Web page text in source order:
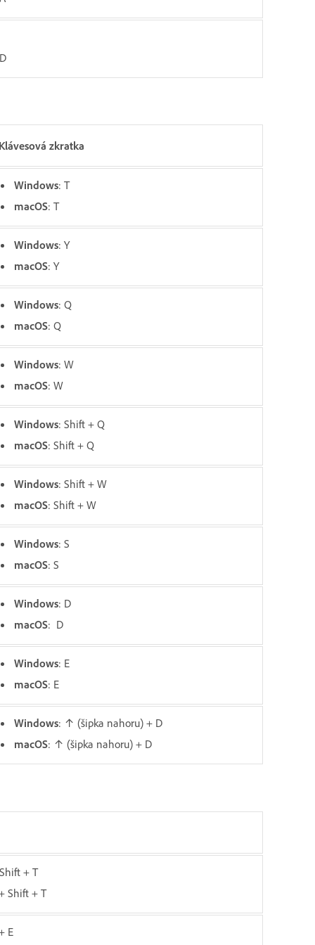
Klávesová zkratka
Windows: T
macOS: T
Windows: Y
macOS: Y
Windows: Q
macOS: Q
Windows: W
macOS: W
Windows: Shift + Q
macOS: Shift + Q
Windows: Shift + W
macOS: Shift + W
Windows: S
macOS: S
Windows: D
macOS: D
Windows: E
macOS: E
Windows: ↑ (šipka nahoru) + D
macOS: ↑ (šipka nahoru) + D
+ T
Shift + T
E